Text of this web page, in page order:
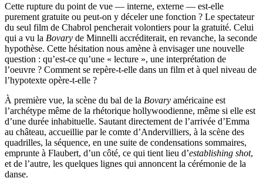
Cette rupture du point de vue — interne, externe — est-elle
purement gratuite ou peut-on y déceler une fonction ? Le spectateur
du seul film de Chabrol pencherait volontiers pour la gratuité. Celui
qui a vu la Bovary de Minnelli accréditerait, en revanche, la seconde
hypothèse. Cette hésitation nous amène à envisager une nouvelle
question : qu’est-ce qu’une « lecture », une interprétation de
l’oeuvre ? Comment se repère-t-elle dans un film et à quel niveau de
l’hypotexte opère-t-elle ?
À première vue, la scène du bal de la Bovary américaine est
l’archétype même de la rhétorique hollywoodienne, même si elle est
d’une durée inhabituelle. Sautant directement de l’arrivée d’Emma
au château, accueillie par le comte d’Andervilliers, à la scène des
quadrilles, la séquence, en une suite de condensations sommaires,
emprunte à Flaubert, d’un côté, ce qui tient lieu d’establishing shot,
et de l’autre, les quelques lignes qui annoncent la cérémonie de la
danse.